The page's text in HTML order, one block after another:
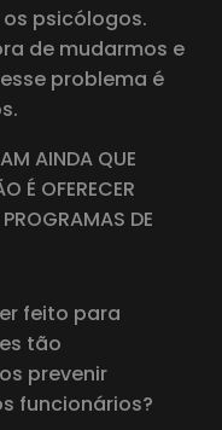
psicólogos.
de mudarmos e
problema é
AINDA QUE
É OFERECER
DE
feito para
tão
prevenir
funcionários?